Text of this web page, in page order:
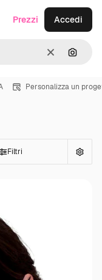
CancellaCerca
Prezzi Accedi
Personalizza un
Filtri